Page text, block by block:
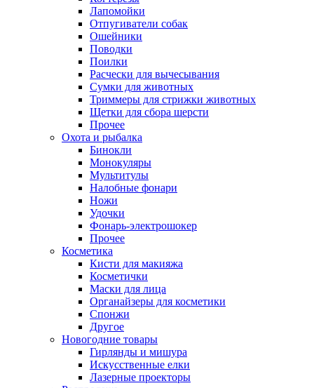
Лапомойки
Отпугиватели собак
Ошейники
Поводки
Поилки
Расчески для вычесывания
Сумки для животных
Триммеры для стрижки животных
Щетки для сбора шерсти
Прочее
Охота и рыбалка
Бинокли
Монокуляры
Мультитулы
Налобные фонари
Ножи
Удочки
Фонарь-электрошокер
Прочее
Косметика
Кисти для макияжа
Косметички
Маски для лица
Органайзеры для косметики
Спонжи
Другое
Новогодние товары
Гирлянды и мишура
Искусственные елки
Лазерные проекторы